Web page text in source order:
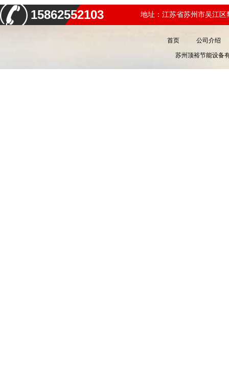
15862552103 地址：江苏省苏州市吴江区
首页 公司介绍
苏州顶裕节能设备